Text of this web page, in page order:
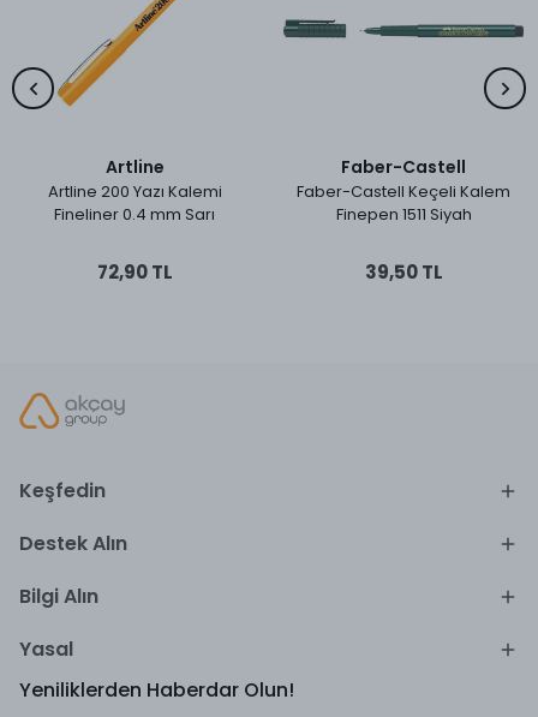
Artline
Artline 200 Yazı Kalemi
Fineliner 0.4 mm Sarı
72,90 TL
Faber-Castell
Faber-Castell Keçeli Kalem
Finepen 1511 Siyah
39,50 TL
Keşfedin
Destek Alın
Bilgi Alın
Yasal
Yeniliklerden Haberdar Olun!